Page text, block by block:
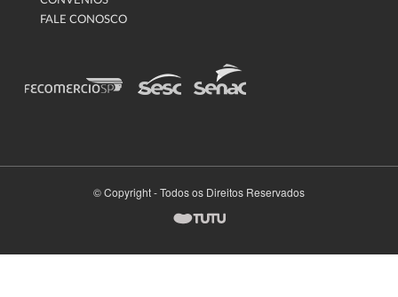
FALE CONOSCO
© Copyright - Todos os Direitos Reservados